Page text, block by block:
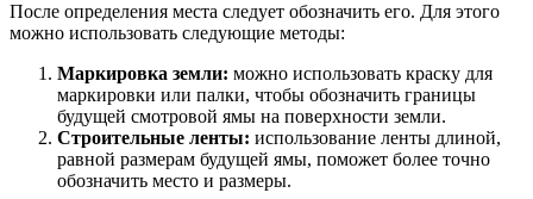
После определения места следует обозначить его. Для этого
можно использовать следующие методы:
Маркировка земли: можно использовать краску для
маркировки или палки, чтобы обозначить границы
будущей смотровой ямы на поверхности земли.
Строительные ленты: использование ленты длиной,
равной размерам будущей ямы, поможет более точно
обозначить место и размеры.